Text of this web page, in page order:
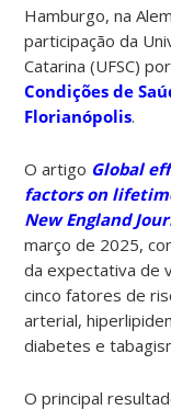
Hamburgo, na
participação da
Catarina (UFSC)
Condições de
Florianópolis.
O artigo Global
factors on
New England
março de 2025,
da expectativa de
cinco fatores de
arterial,
diabetes e
O principal